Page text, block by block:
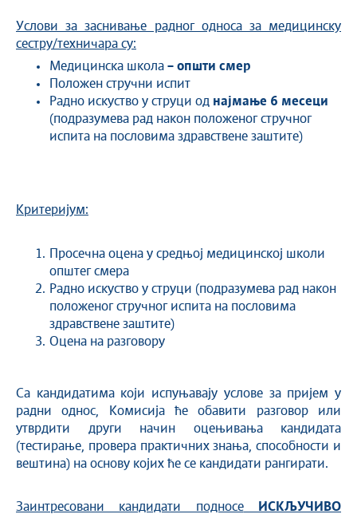
Услови за заснивање радног односа за медицинску
сестру/техничара су:
Медицинска школа – општи смер
Положен стручни испит
Радно искуство у струци од најмање 6 месеци
(подразумева рад након положеног стручног
испита на пословима здравствене заштите)
Критеријум:
Просечна оцена у средњој медицинској школи
општег смера
Радно искуство у струци (подразумева рад након
положеног стручног испита на пословима
здравствене заштите)
Оцена на разговору
Са кандидатима који испуњавају услове за пријем у
радни однос, Комисија ће обавити разговор или
утврдити други начин оцењивања кандидата
(тестирање, провера практичних знања, способности и
вештина) на основу којих ће се кандидати рангирати.
Заинтресовани кандидати подносеИСКЉУЧИВО